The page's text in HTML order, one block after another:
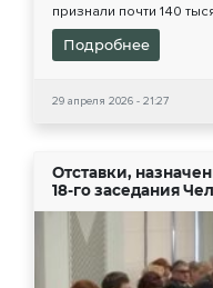
признали почти 140
Подробнее
29 апреля 2026 - 21:27
Отставки,
18-го заседания